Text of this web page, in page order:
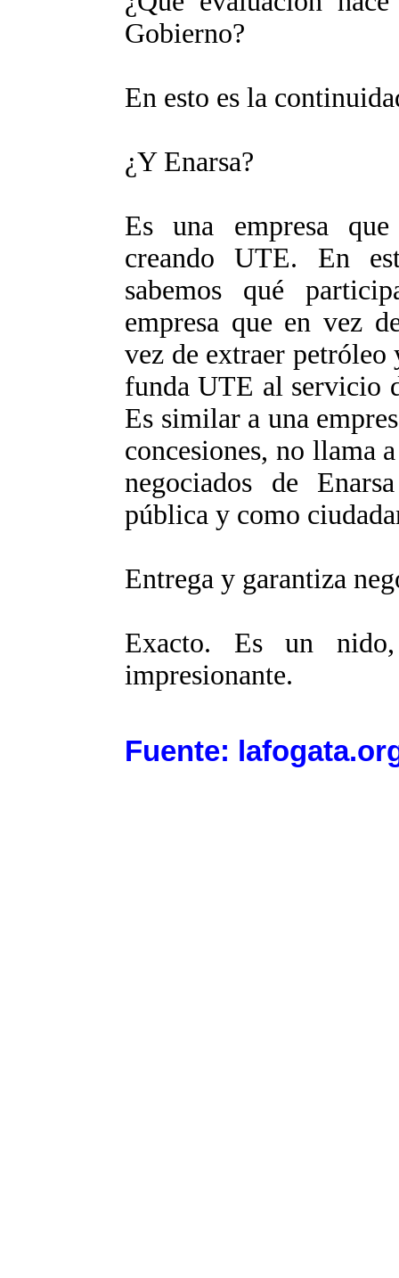
Gobierno?
En esto es la
¿Y Enarsa?
Es una empresa
creando UTE. En
sabemos qué
empresa que en vez
vez de extraer petróleo
funda UTE al servicio
Es similar a una
concesiones, no llama
negociados de
pública y como
Entrega y garantiza
Exacto. Es un
impresionante.
Fuente: